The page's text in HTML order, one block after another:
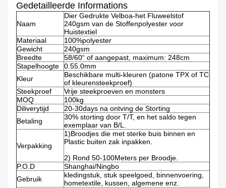
Gedetailleerde Informations
Naam
Dier Gedrukte Velboa-het Fluweelstof
240gsm van de Stoffenpolyester voor
Huistextiel
Materiaal
100%polyester
Gewicht
240gsm
Breedte
58/60“ of aangepast, maximum: 248cm
Stapelhoogte
0.55.0mm
Kleur
Beschikbare multi-kleuren (patone TPX of TC
of kleurensteekproef)
Steekproef
Vrije steekproeven en monsters
MOQ
100kg
Diliverytijd
20-30days na ontving de Storting
Betaling
30% storting door T/T, en het saldo tegen
exemplaar van B/L.
Verpakking
1)Broodjes die met sterke buis binnen en
Plastic buiten zak inpakken.
2) Rond 50-100Meters per Broodje.
P.O.D
Shanghai/Ningbo
Gebruik
kledingstuk, stuk speelgoed, binnenvoering,
hometextile, kussen, algemene enz.